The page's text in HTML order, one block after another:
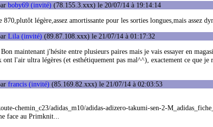
boby69 (invité) (78.155.3.xxx) le 20/07/14 à 19:14:14
légère,assez amortissante pour les sorties longues,mais assez
Lila (invité) (89.87.108.xxx) le 21/07/14 à 01:17:32
maintenant j'hésite entre plusieurs paires mais je vais essayer en
l'air ultra légères (et esthétiquement pas mal^^), exactement ce que je
francis (invité) (85.169.82.xxx) le 21/07/14 à 02:03:53
chemin_c23/adidas_m10/adidas-adizero-takumi-sen-2-
face au Primknit...